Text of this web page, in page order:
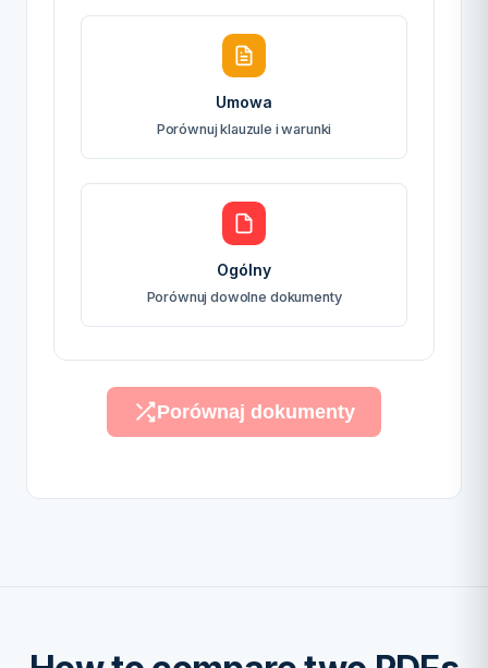
Umowa
Porównuj klauzule i warunki
Ogólny
Porównuj dowolne dokumenty
Porównaj dokumenty